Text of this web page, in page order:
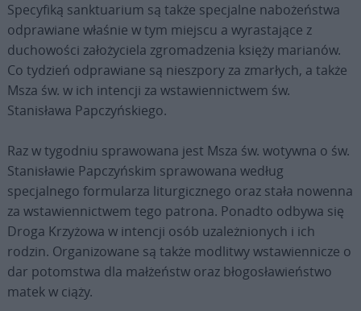
Specyfiką sanktuarium są także specjalne nabożeństwa
odprawiane właśnie w tym miejscu a wyrastające z
duchowości założyciela zgromadzenia księży marianów.
Co tydzień odprawiane są nieszpory za zmarłych, a także
Msza św. w ich intencji za wstawiennictwem św.
Stanisława Papczyńskiego.
Raz w tygodniu sprawowana jest Msza św. wotywna o św.
Stanisławie Papczyńskim sprawowana według
specjalnego formularza liturgicznego oraz stała nowenna
za wstawiennictwem tego patrona. Ponadto odbywa się
Droga Krzyżowa w intencji osób uzależnionych i ich
rodzin. Organizowane są także modlitwy wstawiennicze o
dar potomstwa dla małżeństw oraz błogosławieństwo
matek w ciąży.